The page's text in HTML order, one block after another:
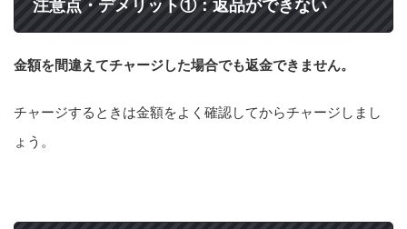
注意点・デメリット①：返品ができない
金額を間違えてチャージした場合でも返金できません。
チャージするときは金額をよく確認してからチャージしまし
ょう。